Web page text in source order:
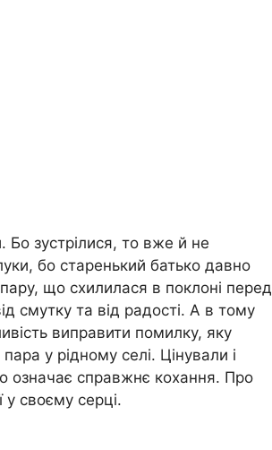
зустрілися, то вже й не
бо старенький батько давно
що схилилася в поклоні перед
смутку та від радості. А в тому
виправити помилку, яку
у рідному селі. Цінували і
означає справжнє кохання. Про
у своєму серці.